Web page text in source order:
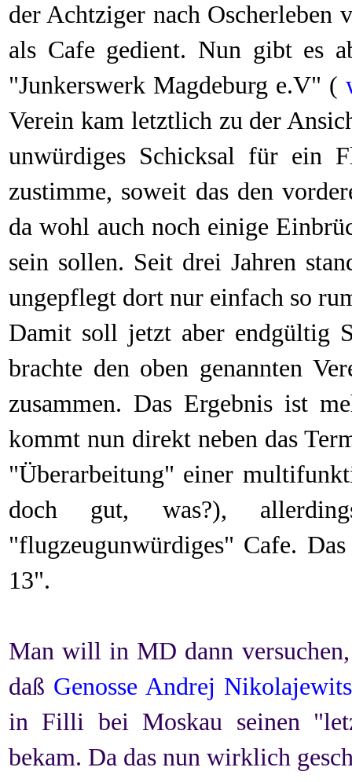
der Achtziger nach Oscherleben
als Cafe gedient. Nun gibt es
"Junkerswerk Magdeburg e.V" (
Verein kam letztlich zu der
unwürdiges Schicksal für ein
zustimme, soweit das den
da wohl auch noch einige
sein sollen. Seit drei Jahren
ungepflegt dort nur einfach so
Damit soll jetzt aber endgültig
brachte den oben genannten
zusammen. Das Ergebnis ist
kommt nun direkt neben das
"Überarbeitung" einer
doch gut, was?),
"flugzeugunwürdiges" Cafe.
13".
Man will in MD dann versuchen,
daß Genosse Andrej
in Filli bei Moskau seinen
bekam. Da das nun wirklich